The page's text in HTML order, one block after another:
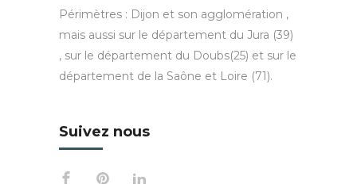
Périmètres : Dijon et son agglomération ,
mais aussi sur le département du Jura (39)
, sur le département du Doubs(25) et sur le
département de la Saône et Loire (71).
Suivez nous